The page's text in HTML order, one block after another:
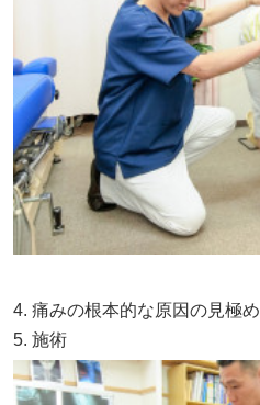
4. 痛みの根本的な原因の見極め
5. 施術